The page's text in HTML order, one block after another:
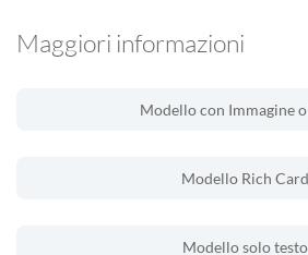
Maggiori informazioni
Modello con Immagine
Modello Rich Card
Modello solo testo